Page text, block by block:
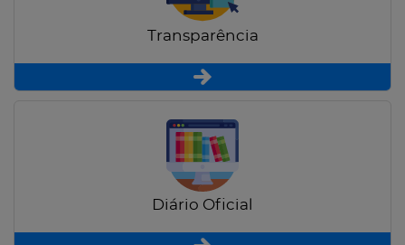
Transparência
Diário Oficial